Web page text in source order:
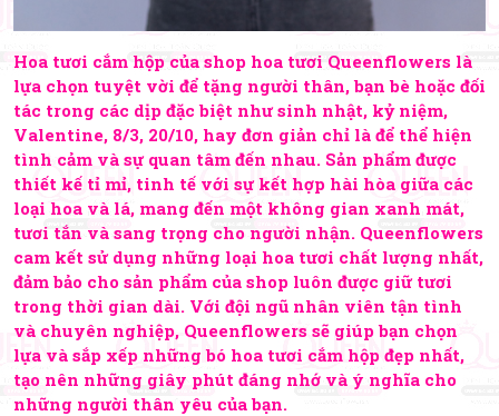
Hoa tươi cắm hộp của shop hoa tươi Queenflowers là
lựa chọn tuyệt vời để tặng người thân, bạn bè hoặc đối
tác trong các dịp đặc biệt như sinh nhật, kỷ niệm,
Valentine, 8/3, 20/10, hay đơn giản chỉ là để thể hiện
tình cảm và sự quan tâm đến nhau. Sản phẩm được
thiết kế tỉ mỉ, tinh tế với sự kết hợp hài hòa giữa các
loại hoa và lá, mang đến một không gian xanh mát,
tươi tắn và sang trọng cho người nhận. Queenflowers
cam kết sử dụng những loại hoa tươi chất lượng nhất,
đảm bảo cho sản phẩm của shop luôn được giữ tươi
trong thời gian dài. Với đội ngũ nhân viên tận tình
và chuyên nghiệp, Queenflowers sẽ giúp bạn chọn
lựa và sắp xếp những bó hoa tươi cắm hộp đẹp nhất,
tạo nên những giây phút đáng nhớ và ý nghĩa cho
những người thân yêu của bạn.